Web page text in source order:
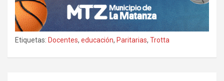
Etiquetas: Docentes, educación, Paritarias, Trotta